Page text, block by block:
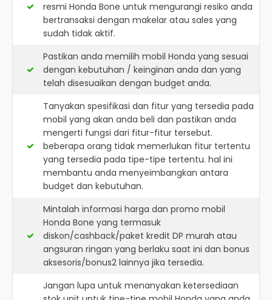
resmi Honda Bone untuk mengurangi resiko anda
bertransaksi dengan makelar atau sales yang
sudah tidak aktif.
Pastikan anda memilih mobil Honda yang sesuai
dengan kebutuhan / keinginan anda dan yang
telah disesuaikan dengan budget anda.
Tanyakan spesifikasi dan fitur yang tersedia pada
mobil yang akan anda beli dan pastikan anda
mengerti fungsi dari fitur-fitur tersebut.
beberapa orang tidak memerlukan fitur tertentu
yang tersedia pada tipe-tipe tertentu. hal ini
membantu anda menyeimbangkan antara
budget dan kebutuhan.
Mintalah informasi harga dan promo mobil
Honda Bone yang termasuk
diskon/cashback/paket kredit DP murah atau
angsuran ringan yang berlaku saat ini dan bonus
aksesoris/bonus2 lainnya jika tersedia.
Jangan lupa untuk menanyakan ketersediaan